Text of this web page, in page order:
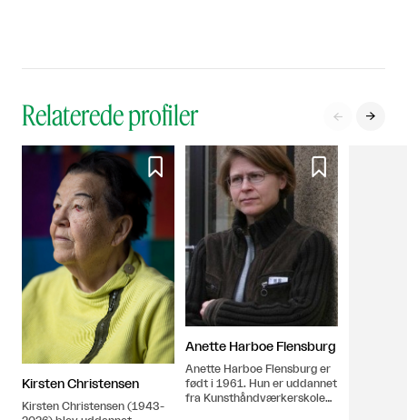
Relaterede profiler  

Kirsten Christensen
Kirsten Christensen (1943-

Anette Harboe Flensburg
Anette Harboe Flensburg er
født i 1961. Hun er uddannet
fra Kunsthåndværkerskolen i